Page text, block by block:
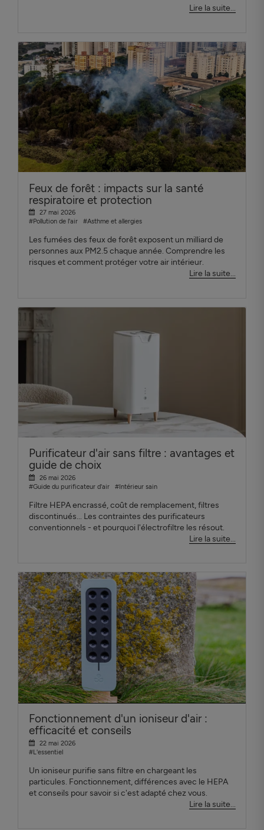
Lire la suite...
Feux de forêt : impacts sur la santé
respiratoire et protection
27 mai 2026
#Pollution de l'air
#Asthme et allergies
Les fumées des feux de forêt exposent un milliard de
personnes aux PM2.5 chaque année. Comprendre les
risques et comment protéger votre air intérieur.
Lire la suite...
Purificateur d'air sans filtre : avantages et
guide de choix
26 mai 2026
#Guide du purificateur d'air
#Intérieur sain
Filtre HEPA encrassé, coût de remplacement, filtres
discontinués... Les contraintes des purificateurs
conventionnels - et pourquoi l'électrofiltre les résout.
Lire la suite...
Fonctionnement d'un ioniseur d'air :
efficacité et conseils
22 mai 2026
#L'essentiel
Un ioniseur purifie sans filtre en chargeant les
particules. Fonctionnement, différences avec le HEPA
et conseils pour savoir si c'est adapté chez vous.
Lire la suite...